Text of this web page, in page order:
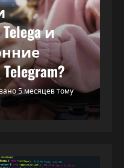
и
5 месяцев тому